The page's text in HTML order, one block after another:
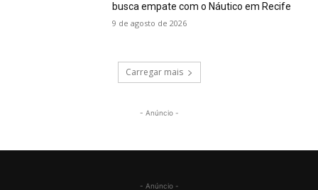
busca empate com o Náutico em Recife
9 de agosto de 2026
Carregar mais
- Anúncio -
- Anúncio -